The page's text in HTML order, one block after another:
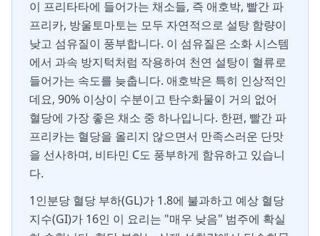
이 프리타타에 들어가는 채소들, 즉 애호박, 빨간 파
프리카, 방울토마토는 모두 자연적으로 설탕 함량이
낮고 섬유질이 풍부합니다. 이 섬유질은 소화 시스템
에서 과속 방지턱처럼 작용하여 천연 설탕이 혈류로
들어가는 속도를 늦춥니다. 애호박은 특히 인상적인
데요, 90% 이상이 수분이고 탄수화물이 거의 없어
혈당에 가장 좋은 채소 중 하나입니다. 한편, 빨간 파
프리카는 혈당을 올리지 않으면서 만족스러운 단맛
을 선사하며, 비타민 C도 풍부하게 함유하고 있습니
다.
1인분당 혈당 부하(GL)가 1.8에 불과하고 예상 혈당
지수(GI)가 16인 이 요리는 "매우 낮음" 범주에 확실